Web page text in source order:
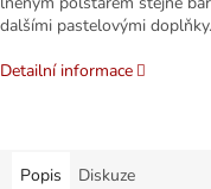
dalšími pastelovými doplňky.
Detailní informace
Popis Diskuze